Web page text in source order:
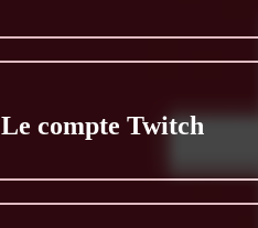
Le compte Twitch